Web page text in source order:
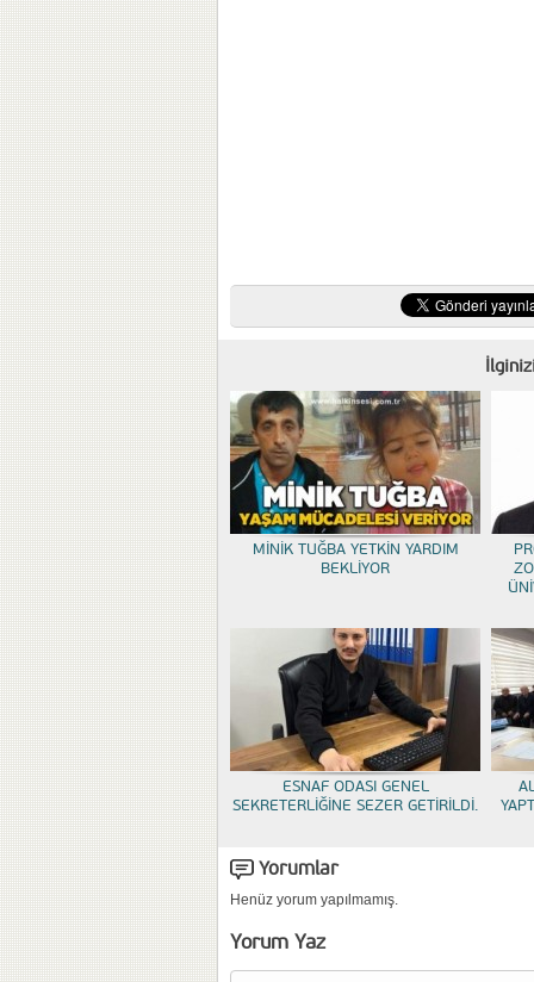
MİNİK TUĞBA YETKİN YARDIM
BEKLİYOR
ESNAF ODASI GENEL
SEKRETERLİĞİNE SEZER GETİRİLDİ.
Yorumlar
Henüz yorum yapılmamış.
Yorum Yaz